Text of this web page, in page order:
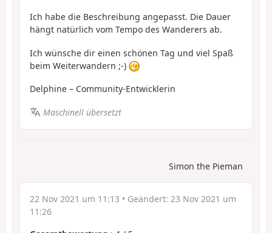
Ich habe die Beschreibung angepasst. Die Dauer
hängt natürlich vom Tempo des Wanderers ab.
Ich wünsche dir einen schönen Tag und viel Spaß
beim Weiterwandern ;-)
Delphine – Community-Entwicklerin
Maschinell übersetzt
Simon the Pieman
22 Nov 2021 um 11:13 • Geändert: 23 Nov 2021 um
11:26